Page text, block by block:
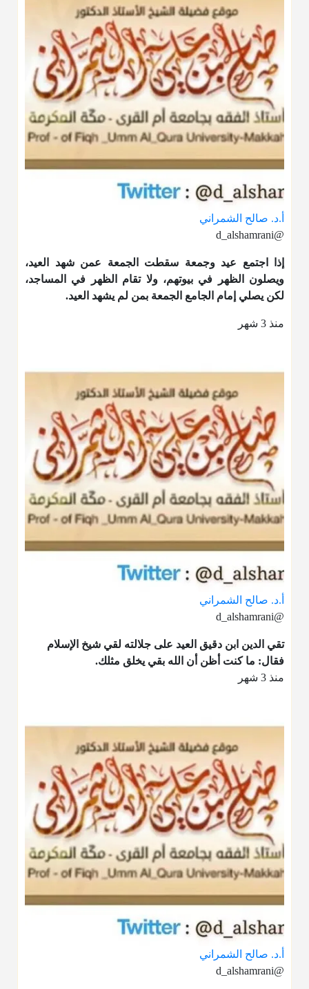
أ.د. صالح الشمراني
@d_alshamrani
إذا اجتمع عيد وجمعة سقطت الجمعة عمن شهد العيد،
ويصلون الظهر في بيوتهم، ولا تقام الظهر في المساجد،
لكن يصلي إمام الجامع الجمعة بمن لم يشهد العيد.
منذ 3 شهر
أ.د. صالح الشمراني
@d_alshamrani
تقي الدين ابن دقيق العيد على جلالته لقي شيخ الإسلام
فقال: ما كنت أظن أن الله بقي يخلق مثلك.
منذ 3 شهر
أ.د. صالح الشمراني
@d_alshamrani